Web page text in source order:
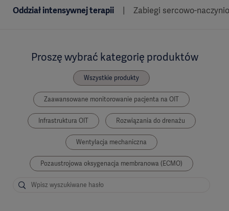
Oddział intensywnej terapii Zabiegi sercowo-
Proszę wybrać kategorię produktów
Wszystkie produkty
Zaawansowane monitorowanie pacjenta na OIT
Infrastruktura OIT Rozwiązania do drenażu
Wentylacja mechaniczna
Pozaustrojowa oksygenacja membranowa (ECMO)